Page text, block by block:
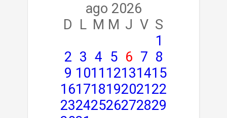
ago 2026
D
L M M J V S
1
2 3 4 5 6 7 8
9 1011 12131415
161718192021 22
23242526272829